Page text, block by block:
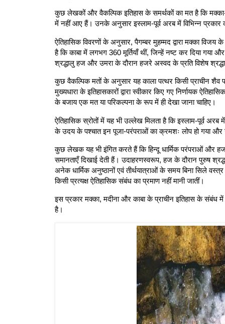
कुछ लेखकों और वैकल्पिक इतिहास के समर्थकों का मत है कि
में नहीं आए हैं। उनके अनुसार इस्लाम-पूर्व अरब में विभिन्न प्रकार
ऐतिहासिक विवरणों के अनुसार, पैगम्बर मुहम्मद द्वारा मक्का विजय
है कि काबा में लगभग 360 मूर्तियाँ थीं, जिन्हें नष्ट कर दिया
श्रद्धालु हज और उमरा के दौरान हजरे अस्वद के प्रति विशेष
कुछ वैकल्पिक मतों के अनुसार यह काला पत्थर किसी प्राचीन शैव
मुख्यधारा के इतिहासकारों द्वारा स्वीकार किए गए निर्णायक
के बजाय एक मत या परिकल्पना के रूप में ही देखा जाना चाहिए।
ऐतिहासिक स्रोतों में यह भी उल्लेख मिलता है कि इस्लाम-पूर्व अरब
के उदय के पश्चात इन पूजा-परंपराओं का क्रमशः लोप हो गया और
कुछ लेखक यह भी इंगित करते हैं कि हिन्दू धार्मिक परंपराओं और
समानताएँ दिखाई देती हैं। उदाहरणस्वरूप, हज के दौरान पुरुष
अनेक धार्मिक अनुष्ठानों एवं तीर्थयात्राओं के समय बिना सिले
किसी प्रत्यक्ष ऐतिहासिक संबंध का प्रमाण नहीं मानी जातीं।
इस प्रकार मक्का, मदीना और काबा के प्राचीन इतिहास के
है।